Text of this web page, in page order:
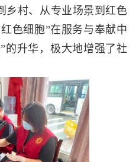
乡村、从专业场景到红色
色细胞”在服务与奉献中
的升华，极大地增强了社